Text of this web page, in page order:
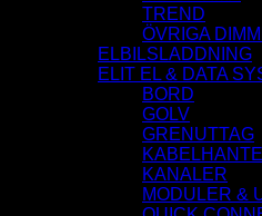
TREND
ÖVRIGA
ELBILSLADDNING
ELIT EL & DATA
BORD
GOLV
GRENUTTAG
KANALER
MODULER &